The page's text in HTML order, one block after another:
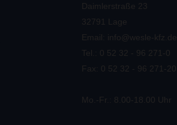
Daimlerstraße 23
32791 Lage
Email: info@wesle-kfz.de
Tel.: 0 52 32 - 96 271-0
Fax: 0 52 32 - 96 271-20
Mo.-Fr.: 8.00-18.00 Uhr